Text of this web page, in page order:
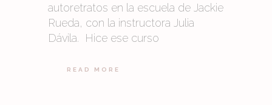
autoretratos en la escuela de Jackie
Rueda, con la instructora Julia
Dávila. Hice ese curso
READ MORE